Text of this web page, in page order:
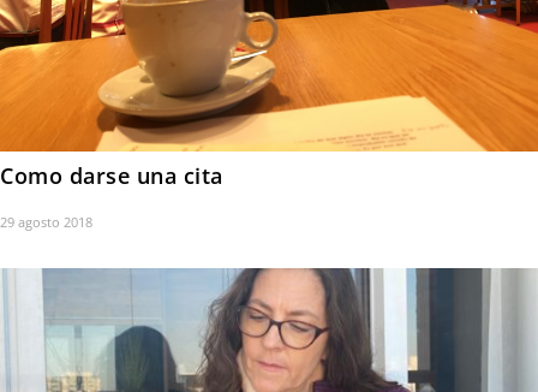
Como darse una cita
29 agosto 2018